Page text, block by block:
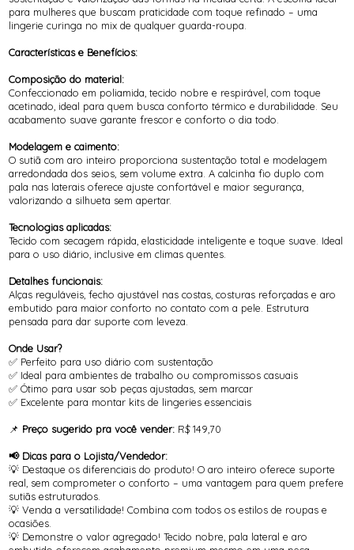
para mulheres que buscam praticidade com toque refinado – uma
lingerie curinga no mix de qualquer guarda-roupa.
Características e Benefícios:
Composição do material:
Confeccionado em poliamida, tecido nobre e respirável, com toque
acetinado, ideal para quem busca conforto térmico e durabilidade. Seu
acabamento suave garante frescor e conforto o dia todo.
Modelagem e caimento:
O sutiã com aro inteiro proporciona sustentação total e modelagem
arredondada dos seios, sem volume extra. A calcinha fio duplo com
pala nas laterais oferece ajuste confortável e maior segurança,
valorizando a silhueta sem apertar.
Tecnologias aplicadas:
Tecido com secagem rápida, elasticidade inteligente e toque suave. Ideal
para o uso diário, inclusive em climas quentes.
Detalhes funcionais:
Alças reguláveis, fecho ajustável nas costas, costuras reforçadas e aro
embutido para maior conforto no contato com a pele. Estrutura
pensada para dar suporte com leveza.
Onde Usar?
✅ Perfeito para uso diário com sustentação
✅ Ideal para ambientes de trabalho ou compromissos casuais
✅ Ótimo para usar sob peças ajustadas, sem marcar
✅ Excelente para montar kits de lingeries essenciais
📌 Preço sugerido pra você vender: R$ 149,70
📢 Dicas para o Lojista/Vendedor:
💡 Destaque os diferenciais do produto! O aro inteiro oferece suporte
real, sem comprometer o conforto – uma vantagem para quem prefere
sutiãs estruturados.
💡 Venda a versatilidade! Combina com todos os estilos de roupas e
ocasiões.
💡 Demonstre o valor agregado! Tecido nobre, pala lateral e aro